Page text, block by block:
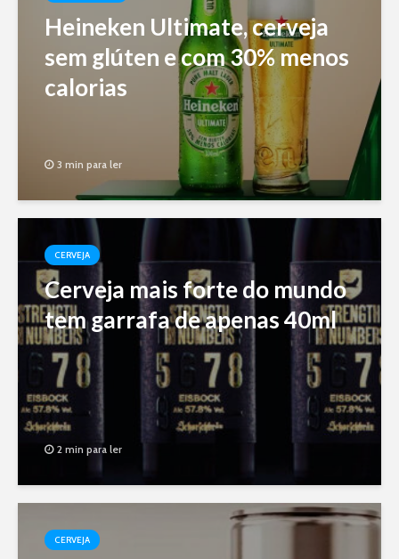
Heineken Ultimate, cerveja
sem glúten e com 30% menos
calorias
3 min para ler
CERVEJA
Cerveja mais forte do mundo
tem garrafa de apenas 40ml
2 min para ler
CERVEJA